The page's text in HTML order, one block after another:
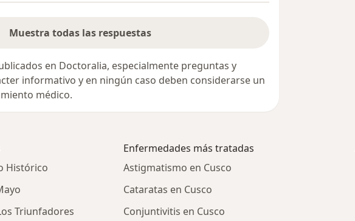
Muestra todas las respuestas
en Doctoralia, especialmente preguntas y
informativo y en ningún caso deben considerarse un
médico.
Histórico
Triunfadores
Enfermedades más tratadas
Astigmatismo en Cusco
Cataratas en Cusco
Conjuntivitis en Cusco